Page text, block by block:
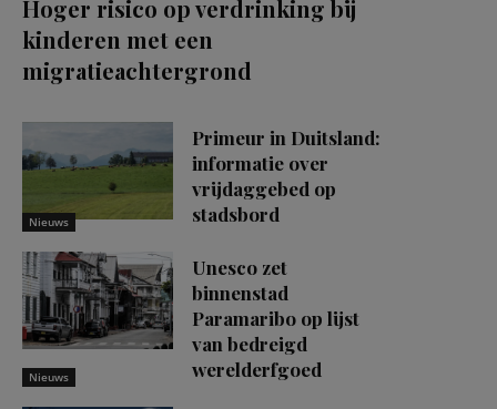
Hoger risico op verdrinking bij
kinderen met een
migratieachtergrond
Nieuws
Primeur in Duitsland:
informatie over
vrijdaggebed op
stadsbord
Nieuws
Unesco zet
binnenstad
Paramaribo op lijst
van bedreigd
werelderfgoed